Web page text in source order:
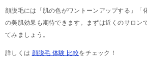
顔脱毛には「肌の色がワントーンアップする」「
の美肌効果も期待できます。まずは近くのサロン
てみましょう。
詳しくは 顔脱毛 体験 比較をチェック！